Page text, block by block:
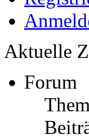
Aktuelle
Forum